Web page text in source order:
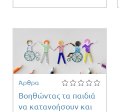
Άρθρα
Βοηθώντας τα παιδιά
να κατανοήσουν και